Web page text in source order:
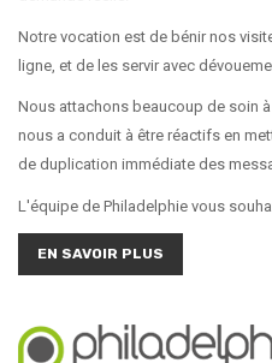
Notre vocation est de bénir nos
ligne, et de les servir avec
Nous attachons beaucoup de soin
nous a conduit à être réactifs en
de duplication immédiate des
L'équipe de Philadelphie vous
EN SAVOIR PLUS